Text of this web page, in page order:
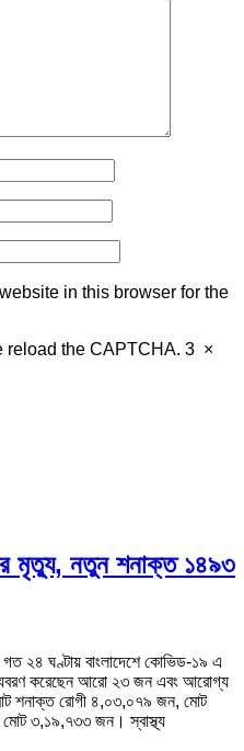
in this browser for the
reload the CAPTCHA. 3 ×
মৃত্যু, নতুন শনাক্ত ১৪৯৩
২৪ ঘণ্টায় বাংলাদেশে কোভিড-১৯ এ
করেছেন আরো ২৩ জন এবং আরোগ্য
শনাক্ত রোগী ৪,০৩,০৭৯ জন, মোট
৩,১৯,৭৩৩ জন। স্বাস্থ্য